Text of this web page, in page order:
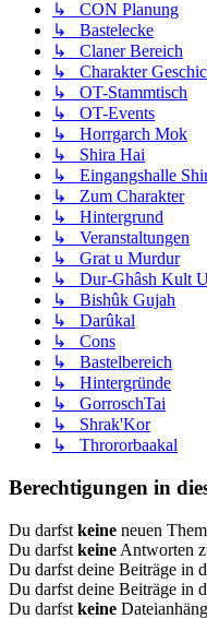
↳ CON Planung
↳ Bastelecke
↳ Claner Bereich
↳ Charakter
↳ OT-Stammtisch
↳ OT-Events
↳ Horrgarch Mok
↳ Shira Hai
↳ Eingangshalle
↳ Zum Charakter
↳ Hintergrund
↳ Veranstaltungen
↳ Grat u Murdur
↳ Dur-Ghâsh Kult
↳ Bishûk Gujah
↳ Darûkal
↳ Cons
↳ Bastelbereich
↳ Hintergründe
↳ GorroschTai
↳ Shrak'Kor
↳ Thrororbaakal
Berechtigungen in
Du darfst keine neuen
Du darfst keine Antworten
Du darfst deine Beiträge in
Du darfst deine Beiträge in
Du darfst keine